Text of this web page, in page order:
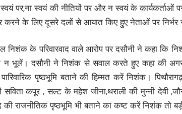
पर,ना स्वयं की नीतियों पर और न स्वयं के कार्यकर्ताओं
करने के लिए दूसरे दलों से आयात किए हुए नेताओं पर निर्भर
निशंक के परिवारवाद वाले आरोप पर दसौनी ने कहा
भूलें। दसौनी ने निशंक से सवाल करते हुए कहा की अगर
पारिवारिक पृष्ठभूमि बताने की हिम्मत करें निशंक।
सविता कपूर , सल्ट के महेश जीना,थराली की मुन्नी देवी
की राजनीतिक पृष्ठभूमि भी बताने का कष्ट करें निशंक तो